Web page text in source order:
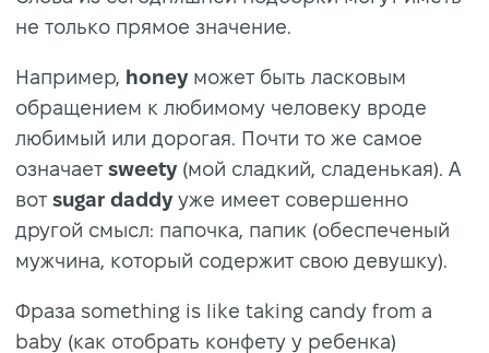
не только прямое значение.
Например, honey может быть ласковым
обращением к любимому человеку вроде
любимый или дорогая. Почти то же самое
означает sweety (мой сладкий, сладенькая). А
вот sugar daddy уже имеет совершенно
другой смысл: папочка, папик (обеспеченый
мужчина, который содержит свою девушку).
Фраза something is like taking candy from a
baby (как отобрать конфету у ребенка)